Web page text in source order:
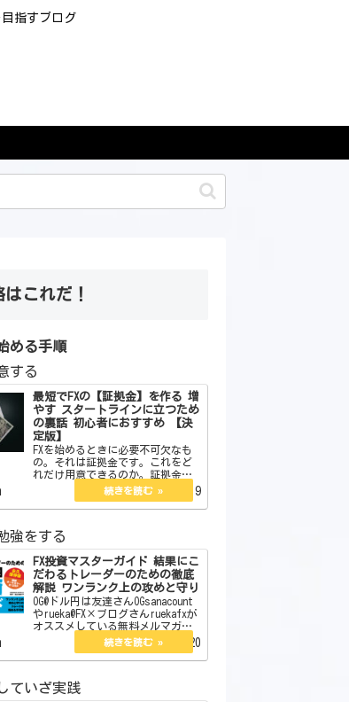
指すブログ
はこれだ！
める手順
する
最短でFXの【証拠金】を作る 増
やす スタートラインに立つため
の裏話 初心者におすすめ 【決
定版】
FXを始めるときに必要不可欠なも
の。それは証拠金です。これをど
れだけ用意できるのか。証拠金が
なければスタートラインにすら立
てません。今回はその証拠金の作
り方を教えます。また初心者向き
も言及していきます。 j…
2022.06.19
強をする
FX投資マスターガイド 結果にこ
だわるトレーダーのための徹底
解説 ワンランク上の攻めと守り
OG@ドル円は友達さんOGsanacount
やrueka@FX×ブログさんruekafxが
オススメしている無料メルマガが
あります。それがこちらになりま
す。 【無料】現役プロトレー
ダーが総合監修したFX投資E-BOOK
2022.09.20
ていざ実践